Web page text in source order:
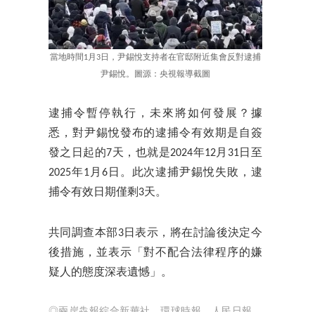
當地時間1月3日，尹錫悅支持者在官邸附近集會反對逮捕
尹錫悅。圖源：央視報導截圖
逮捕令暫停執行，未來將如何發展？據
悉，對尹錫悅發布的逮捕令有效期是自簽
發之日起的7天，也就是2024年12月31日至
2025年1月6日。此次逮捕尹錫悅失敗，逮
捕令有效日期僅剩3天。
共同調查本部3日表示，將在討論後決定今
後措施，並表示「對不配合法律程序的嫌
疑人的態度深表遺憾」。